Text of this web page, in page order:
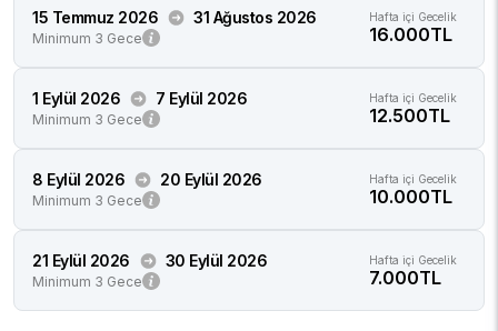
15 Temmuz 2026 31 Ağustos 2026
Minimum 3 Gece
Hafta içi Gecelik
16.000TL
1 Eylül 2026 7 Eylül 2026
Minimum 3 Gece
Hafta içi Gecelik
12.500TL
8 Eylül 2026 20 Eylül 2026
Minimum 3 Gece
Hafta içi Gecelik
10.000TL
21 Eylül 2026 30 Eylül 2026
Minimum 3 Gece
Hafta içi Gecelik
7.000TL